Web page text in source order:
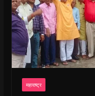
महाराष्ट्र